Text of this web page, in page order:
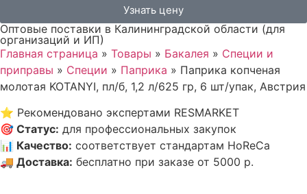
Узнать цену
Оптовые поставки в Калининградской области (для
организаций и ИП)
Главная страница » Товары » Бакалея » Специи и
приправы » Специи » Паприка » Паприка копченая
молотая KOTANYI, пл/б, 1,2 л/625 гр, 6 шт/упак, Австрия
⭐ Рекомендовано экспертами RESMARKET
🎯 Статус: для профессиональных закупок
📊 Качество: соответствует стандартам HoReCa
🚚 Доставка: бесплатно при заказе от 5000 р.